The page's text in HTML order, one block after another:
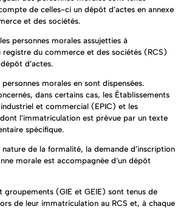
de celles-ci un dépôt d’actes en annexe
et des sociétés.
personnes morales assujetties à
registre du commerce et des sociétés (RCS)
d’actes.
morales en sont dispensées.
dans certains cas, les Établissements
et commercial (EPIC) et les
l’immatriculation est prévue par un texte
spécifique.
nature de la formalité, la demande d’inscription
morale est accompagnée d’un dépôt
groupements (GIE et GEIE) sont tenus de
de leur immatriculation au RCS et, à chaque